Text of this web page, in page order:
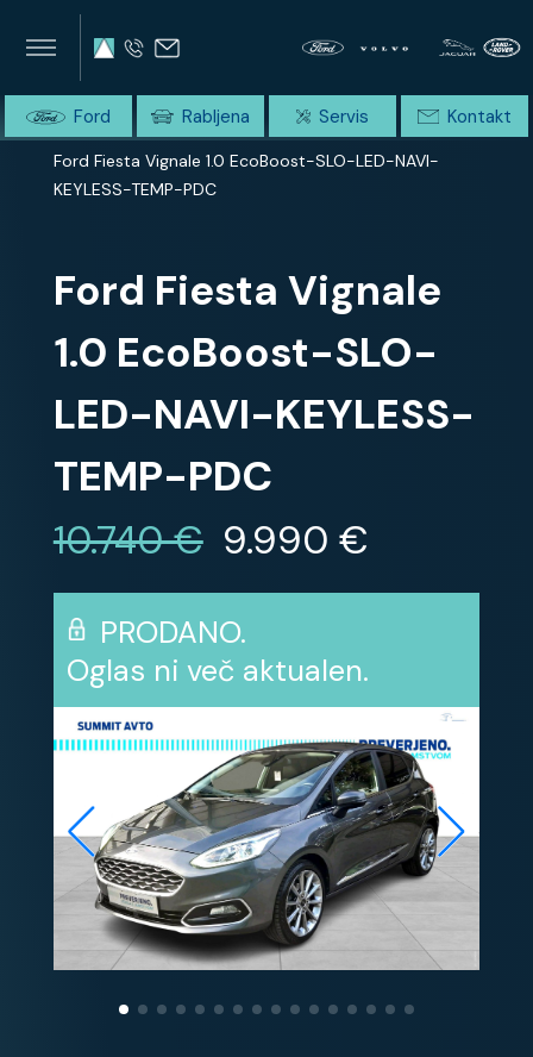
SUMMIT AVTO
Home
Domov
Celotna ponudba
Ford Fiesta Vignale 1.0 EcoBoost-SLO-LED-NAVI-
KEYLESS-TEMP-PDC
Ford Fiesta Vignale
1.0 EcoBoost-SLO-
LED-NAVI-KEYLESS-
TEMP-PDC
10.740 € 9.990 €
PRODANO.
Oglas ni več aktualen.
Ford Rabljena Servis Kontakt
×
×